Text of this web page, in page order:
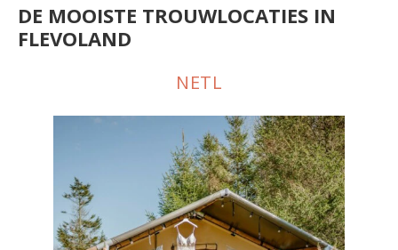
DE MOOISTE TROUWLOCATIES IN
FLEVOLAND
NETL